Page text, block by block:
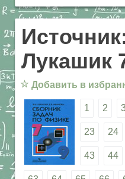
Лукашик
☆ Добавить в
1 2
23 24
43 44